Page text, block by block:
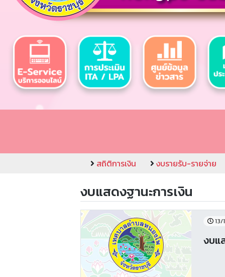
สถิติการเงิน งบรายรับ-รายจ่าย
งบแสดงฐานะการเงิน
13/
งบแ